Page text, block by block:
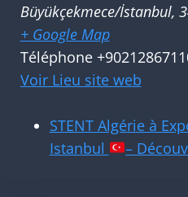
Büyükçekmece/İstanbul,
+ Google Map
Téléphone
Voir Lieu site web
STENT Algérie à
Istanbul
–